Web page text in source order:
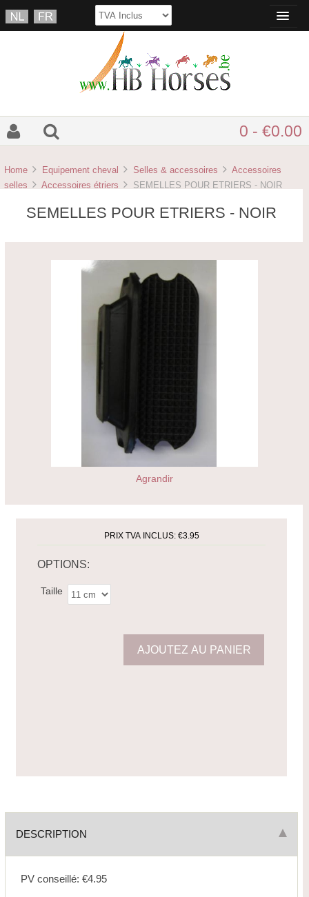
0 - €0.00
Home Equipement cheval Selles & accessoires
Accessoires
selles
Accessoires étriers SEMELLES POUR ETRIERS - NOIR
SEMELLES POUR ETRIERS - NOIR
Agrandir
PRIX TVA INCLUS: €3.95
OPTIONS:
Taille
DESCRIPTION
PV conseillé: €4.95